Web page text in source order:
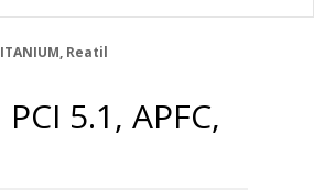
Reatil
5.1, APFC,